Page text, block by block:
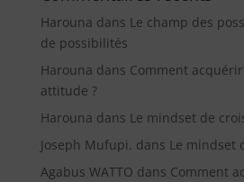
Harouna dans Le champ des
de possibilités
Harouna dans Comment
attitude ?
Harouna dans Le mindset de
Joseph Mufupi. dans Le mindset
Agabus WATTO dans Comment